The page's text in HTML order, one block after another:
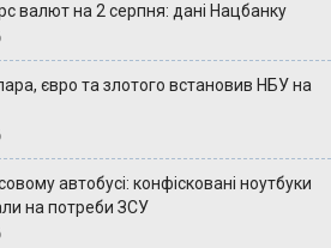
валют на 2 серпня: дані Нацбанку
євро та злотого встановив НБУ на
автобусі: конфісковані ноутбуки
на потреби ЗСУ